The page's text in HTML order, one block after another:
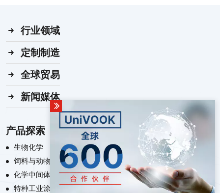
行业领域
定制制造
全球贸易
新闻媒体
产品探索
生物化学
饲料与动物营养化学
化学中间体
特种工业涂料